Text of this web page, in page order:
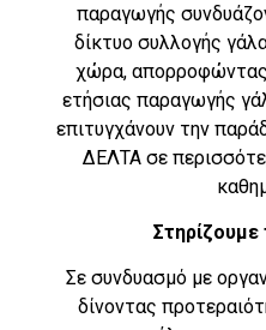
παραγωγής
δίκτυο συλλογής
χώρα,
ετήσιας παραγωγής
επιτυγχάνουν την
ΔΕΛΤΑ σε
Στηρίζουμε
Σε συνδυασμό με
δίνοντας